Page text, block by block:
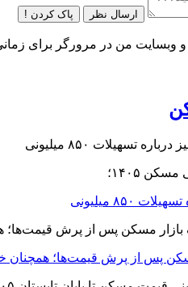
ارسال نظر پاک کردن !
و وبسایت من در مرورگر برای
۱۴۰۵؛
۸۵۰ میلیونی
پس از پرش قیمت‌ها؛ همچنان